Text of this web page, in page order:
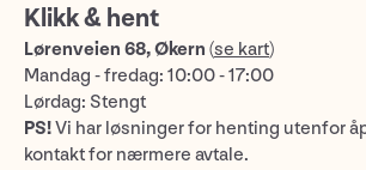
Klikk & hent
Lørenveien 68, Økern (se kart)
Mandag - fredag: 10:00 - 17:00
Lørdag: Stengt
PS!Vi har løsninger for henting utenfor
kontakt for nærmere avtale.